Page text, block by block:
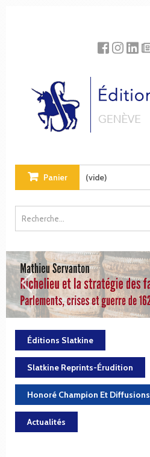
Panier (vide)
Éditions Slatkine
Slatkine Reprints-Érudition
Honoré Champion Et Diffusions
Actualités